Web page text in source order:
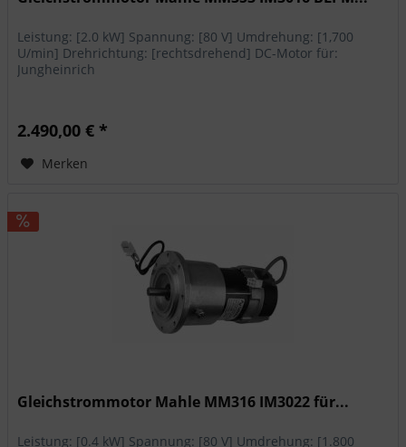
Leistung: [2.0 kW] Spannung: [80 V] Umdrehung: [1,700
U/min] Drehrichtung: [rechtsdrehend] DC-Motor für:
Jungheinrich
2.490,00 € *
Merken
Gleichstrommotor Mahle MM316 IM3022 für...
Leistung: [0.4 kW] Spannung: [80 V] Umdrehung: [1.800